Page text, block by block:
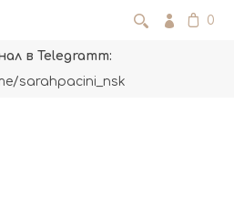
0
в Telegramm:
sarahpacini_nsk